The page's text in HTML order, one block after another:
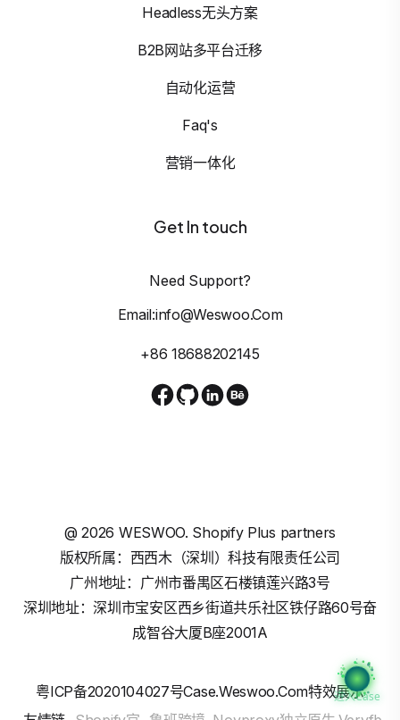
进入Case
Headless无头方案
B2B网站多平台迁移
自动化运营
Faq's
营销一体化
Get In touch
Need Support?
Email:info@weswoo.com
+86 18688202145
@2026 WESWOO. Shopify Plus partners
版权所属：西西木（深圳）科技有限责任公司
广州地址：广州市番禺区石楼镇莲兴路3号
深圳地址：深圳市宝安区西乡街道共乐社区铁仔路60号奋
成智谷大厦B座2001A
粤ICP备2020104027号Case.weswoo.com特效展示